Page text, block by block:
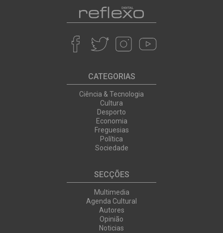
CATEGORIAS
Ciência & Tecnologia
Cultura
Desporto
Economia
Freguesias
Política
Sociedade
SECÇÕES
Multimedia
Agenda Cultural
Autores
Opinião
Noticias